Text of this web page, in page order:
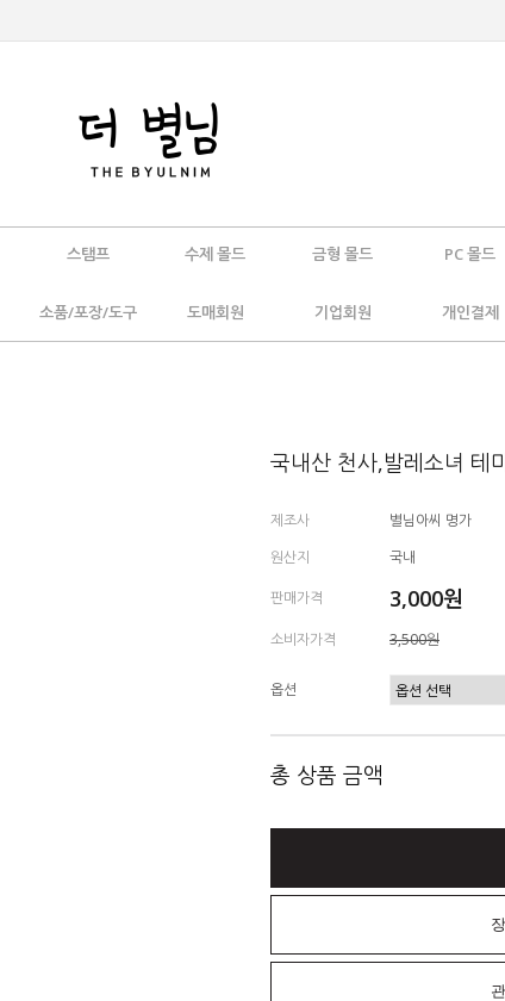
스탬프 수제 몰드 금형 몰드 PC 몰드
소품/포장/도구 도매회원 기업회원 개인결제
국내산 천사,발레소녀 테
제조사
별님아씨 명가
원산지
국내
판매가격
3,000원
소비자가격 3,500원
옵션
총 상품 금액